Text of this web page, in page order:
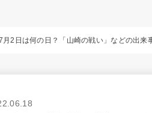
月2日は何の日？「山崎の戦い」などの出来